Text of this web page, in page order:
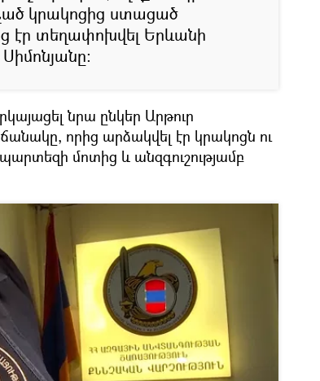
կրակոցից ստացած
էր տեղափոխվել Երևանի
նրա ընկեր Արթուր
որից արձակվել էր կրակոցն ու
մոտից և անզգուշությամբ